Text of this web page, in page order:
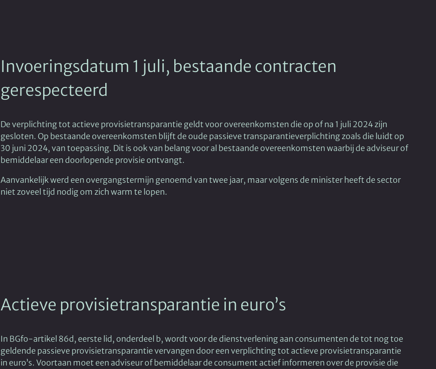
Invoeringsdatum 1 juli, bestaande contracten
gerespecteerd
De verplichting tot actieve provisietransparantie geldt voor overeenkomsten die op of na 1 juli 2024 zijn
gesloten. Op bestaande overeenkomsten blijft de oude passieve transparantieverplichting zoals die luidt op
30 juni 2024, van toepassing. Dit is ook van belang voor al bestaande overeenkomsten waarbij de adviseur of
bemiddelaar een doorlopende provisie ontvangt.
Aanvankelijk werd een overgangstermijn genoemd van twee jaar, maar volgens de minister heeft de sector
niet zoveel tijd nodig om zich warm te lopen.
Actieve provisietransparantie in euro’s
In BGfo-artikel 86d, eerste lid, onderdeel b, wordt voor de dienstverlening aan consumenten de tot nog toe
geldende passieve provisietransparantie vervangen door een verplichting tot actieve provisietransparantie
in euro’s. Voortaan moet een adviseur of bemiddelaar de consument actief informeren over de provisie die